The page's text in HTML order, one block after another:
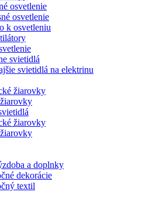
osvetlenie
osvetlenie
k osvetleniu
svietidlá
svietidlá na elektrinu
žiarovky
žiarovky
a doplnky
dekorácie
textil